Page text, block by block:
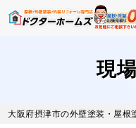
現
大阪府摂津市の外壁塗装・屋根